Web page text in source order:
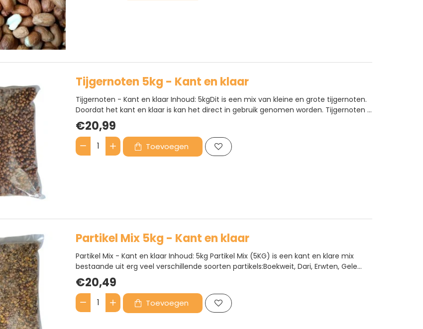
Tijgernoten 5kg - Kant en klaar
Tijgernoten - Kant en klaar Inhoud: 5kgDit is een mix van kleine en grote tijgernoten.
Doordat het kant en klaar is kan het direct in gebruik genomen worden. Tijgernoten is
een zeer populaire en geliefde partikel, het is breed inzetbaar. Het is PVA vriendelijk..
€20,99
Tijgernoten
Toevoegen
Partikel Mix 5kg - Kant en klaar
Partikel Mix - Kant en klaar Inhoud: 5kg Partikel Mix (5KG) is een kant en klare mix
bestaande uit erg veel verschillende soorten partikels:Boekweit, Dari, Erwten, Gele
Millet, Groene erwten, Hennepzaad, Mais,Tarwe, TijgernotenDeze mix is PVA
vriendelijk...
€20,49
Partikel
Toevoegen